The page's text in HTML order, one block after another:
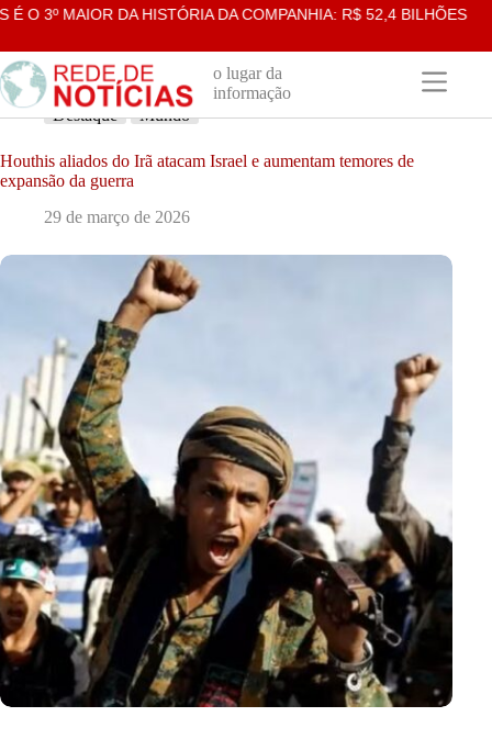
Pular
o
conteúdo
3º MAIOR DA HISTÓRIA DA COMPANHIA: R$ 52,4 BILHÕES
o lugar da
informação
Destaque
Mundo
Houthis aliados do Irã atacam Israel e aumentam temores de
expansão da guerra
29 de março de 2026